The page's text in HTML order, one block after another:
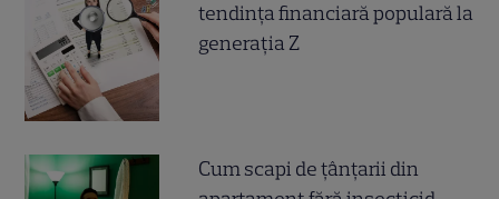
tendința financiară populară la
generația Z
Cum scapi de țânțarii din